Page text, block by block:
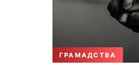
ГРАМАДСТВА